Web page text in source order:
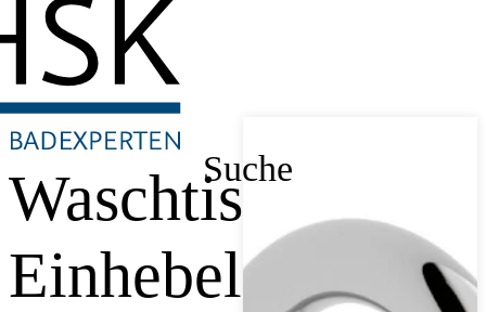
Suche
Waschtisch-
Einhebelmischer